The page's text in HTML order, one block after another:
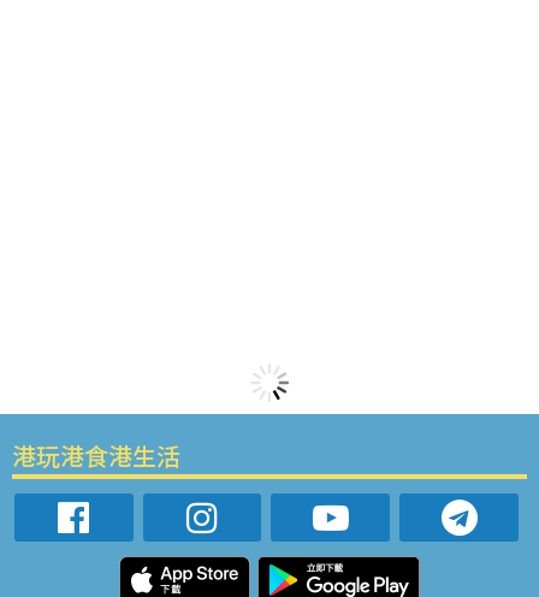
港玩港食港生活